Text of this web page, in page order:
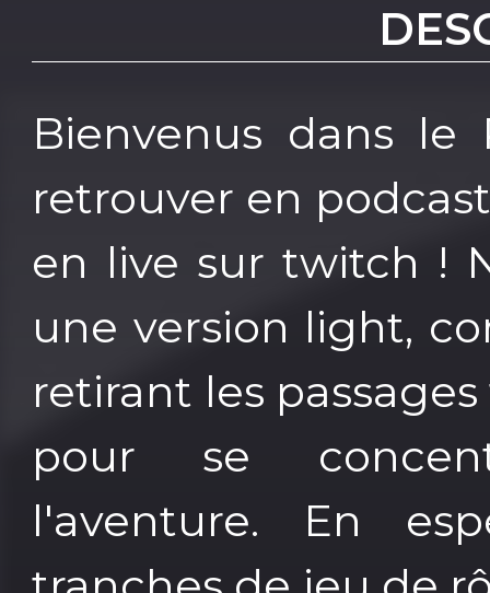
Bienvenus dans
retrouver en
en live sur twitch !
une version light,
retirant les
pour se
l'aventure. En